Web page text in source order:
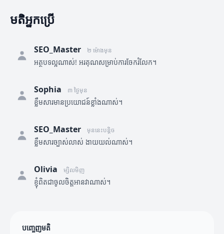
មតិអ្នកប្រើ
SEO_Master ២ ម៉ោងមុន
អត្ថបទល្អណាស់! អរគុណសម្រាប់ការចែករំលែក។
Sophia ៣ ថ្ងៃមុន
ខ្លឹមសារមានប្រយោជន៍ខ្លាំងណាស់។
SEO_Master មុននេះបន្តិច
ខ្លឹមសារច្បាស់លាស់ ងាយយល់ណាស់។
Olivia ម្សិលមិញ
ខ្ញុំពិតជាចូលចិត្តអានវាណាស់។
បញ្ចេញមតិ